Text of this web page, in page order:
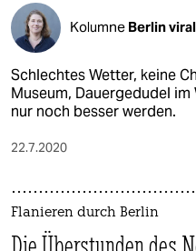
Kolumne Berlin viral
Schlechtes Wetter, keine
Museum, Dauergedudel im
nur noch besser werden.
22.7.2020
Flanieren durch Berlin